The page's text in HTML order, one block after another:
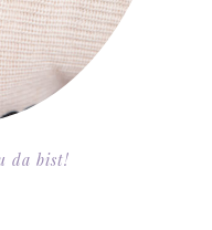
da bist!